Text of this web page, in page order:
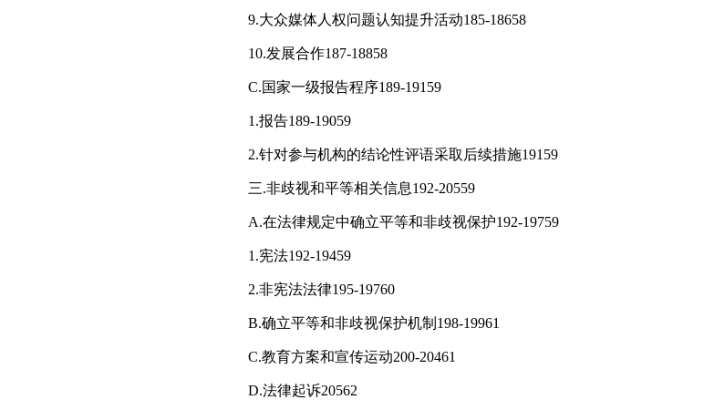
9.大众媒体人权问题认知提升活动185-18658
10.发展合作187-18858
C.国家一级报告程序189-19159
1.报告189-19059
2.针对参与机构的结论性评语采取后续措施19159
三.非歧视和平等相关信息192-20559
A.在法律规定中确立平等和非歧视保护192-19759
1.宪法192-19459
2.非宪法法律195-19760
B.确立平等和非歧视保护机制198-19961
C.教育方案和宣传运动200-20461
D.法律起诉20562